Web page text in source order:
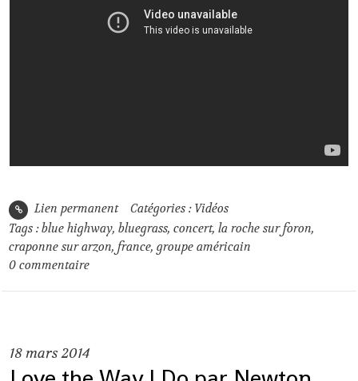
Lien permanent Catégories : Vidéos
Tags :blue highway,bluegrass,concert,la roche sur foron,
craponne sur arzon,france,groupe américain
0 commentaire
18mars 2014